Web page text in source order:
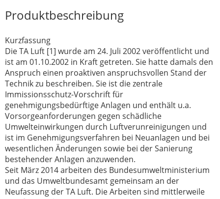
Produktbeschreibung
Kurzfassung
Die TA Luft [1] wurde am 24. Juli 2002 veröffentlicht und
ist am 01.10.2002 in Kraft getreten. Sie hatte damals den
Anspruch einen proaktiven anspruchsvollen Stand der
Technik zu beschreiben. Sie ist die zentrale
Immissionsschutz-Vorschrift für
genehmigungsbedürftige Anlagen und enthält u.a.
Vorsorgeanforderungen gegen schädliche
Umwelteinwirkungen durch Luftverunreinigungen und
ist im Genehmigungsverfahren bei Neuanlagen und bei
wesentlichen Änderungen sowie bei der Sanierung
bestehender Anlagen anzuwenden.
Seit März 2014 arbeiten des Bundesumweltministerium
und das Umweltbundesamt gemeinsam an der
Neufassung der TA Luft. Die Arbeiten sind mittlerweile